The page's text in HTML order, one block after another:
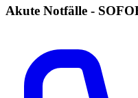
Akute Notfälle -